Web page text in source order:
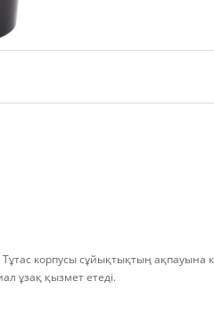
корпусы сұйықтықтың ақпауына
ұзақ қызмет етеді.